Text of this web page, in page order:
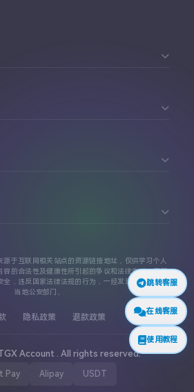
跳转客服
在线客服
使用教程
源于互联网相关站点的资源链接地址，仅供学习个人
容的合法性及健康性所引起的争议和法律责任。严禁
全，违反国家法律法规的行为，一经发现，立即上报
当地公安部门。
隐私政策 退款政策
Account . All rights reserved.
Pay Alipay USDT